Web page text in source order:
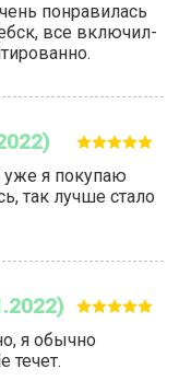
понравилась
все включил-
уже я покупаю
так лучше стало
я обычно
течет.